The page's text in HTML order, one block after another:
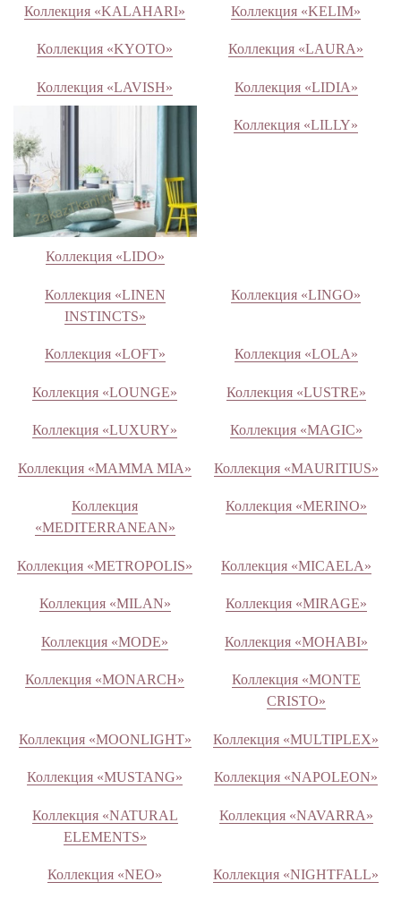
Коллекция «KALAHARI» Коллекция «KELIM»
Коллекция «KYOTO» Коллекция «LAURA»
Коллекция «LAVISH» Коллекция «LIDIA»
Коллекция «LIDO»
Коллекция «LILLY»
Коллекция «LINEN
INSTINCTS»
Коллекция «LINGO»
Коллекция «LOFT» Коллекция «LOLA»
Коллекция «LOUNGE» Коллекция «LUSTRE»
Коллекция «LUXURY» Коллекция «MAGIC»
Коллекция «MAMMA MIA» Коллекция «MAURITIUS»
Коллекция
«MEDITERRANEAN»
Коллекция «MERINO»
Коллекция «METROPOLIS» Коллекция «MICAELA»
Коллекция «MILAN» Коллекция «MIRAGE»
Коллекция «MODE» Коллекция «MOHABI»
Коллекция «MONARCH»
Коллекция «MONTE
CRISTO»
Коллекция «MOONLIGHT» Коллекция «MULTIPLEX»
Коллекция «MUSTANG» Коллекция «NAPOLEON»
Коллекция «NATURAL
ELEMENTS»
Коллекция «NAVARRA»
Коллекция «NEO» Коллекция «NIGHTFALL»